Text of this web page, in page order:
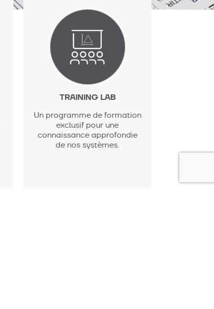
TRAINING LAB
Un programme de formation
exclusif pour une
connaissance approfondie
de nos systèmes.